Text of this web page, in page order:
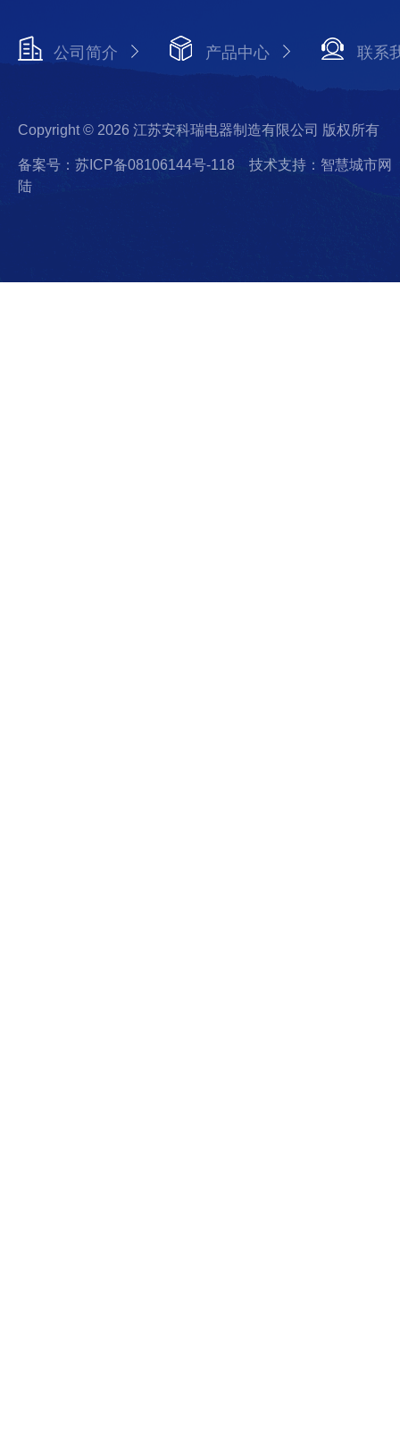
公司简介 产品中心 联系
Copyright © 2026 江苏安科瑞电器制造有限公司 版权所有
备案号：苏ICP备08106144号-118
技术支持：智慧城市网
陆